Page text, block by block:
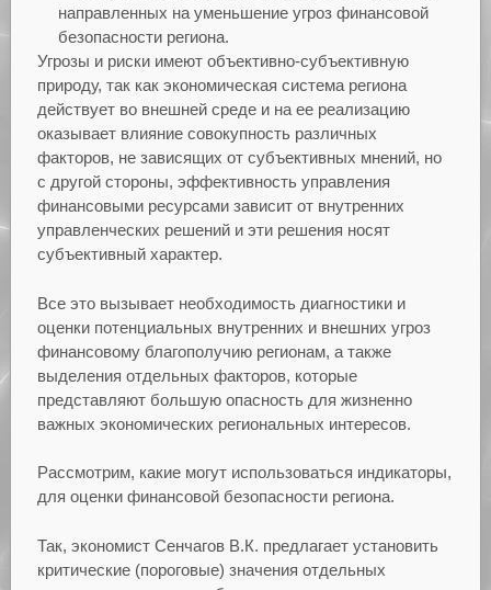
направленных на уменьшение угроз финансовой
безопасности региона.
Угрозы и риски имеют объективно-субъективную
природу, так как экономическая система региона
действует во внешней среде и на ее реализацию
оказывает влияние совокупность различных
факторов, не зависящих от субъективных мнений, но
с другой стороны, эффективность управления
финансовыми ресурсами зависит от внутренних
управленческих решений и эти решения носят
субъективный характер.
Все это вызывает необходимость диагностики и
оценки потенциальных внутренних и внешних угроз
финансовому благополучию регионам, а также
выделения отдельных факторов, которые
представляют большую опасность для жизненно
важных экономических региональных интересов.
Рассмотрим, какие могут использоваться индикаторы,
для оценки финансовой безопасности региона.
Так, экономист Сенчагов В.К. предлагает установить
критические (пороговые) значения отдельных